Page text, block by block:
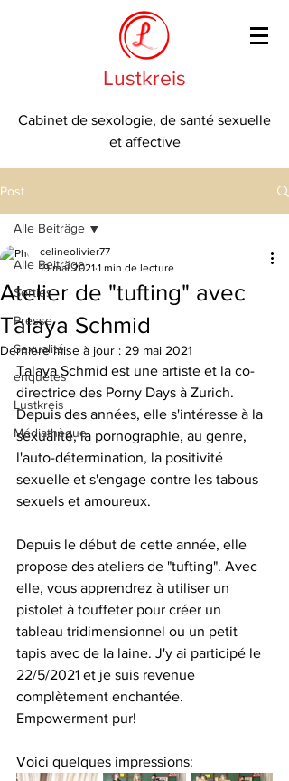
Lustkreis
Cabinet de sexologie, de santé sexuelle
et affective
Post
Alle Beiträge
Sorties
Presse
Sexualité
enquêtes
Lustkreis
Médiathèque
Alle Beiträge
Atelier de "tufting" avec
Talaya Schmid
celineolivier77
19 mai 2021 1 min de lecture
Dernière mise à jour : 29 mai 2021
Talaya Schmid est une artiste et la co-
directrice des Porny Days à Zurich.
Depuis des années, elle s'intéresse à la
sexualité, la pornographie, au genre,
l'auto-détermination, la positivité
sexuelle et s'engage contre les tabous
sexuels et amoureux.
Depuis le début de cette année, elle
propose des ateliers de "tufting". Avec
elle, vous apprendrez à utiliser un
pistolet à touffeter pour créer un
tableau tridimensionnel ou un petit
tapis avec de la laine. J'y ai participé le
22/5/2021 et je suis revenue
complètement enchantée.
Empowerment pur!
Voici quelques impressions: